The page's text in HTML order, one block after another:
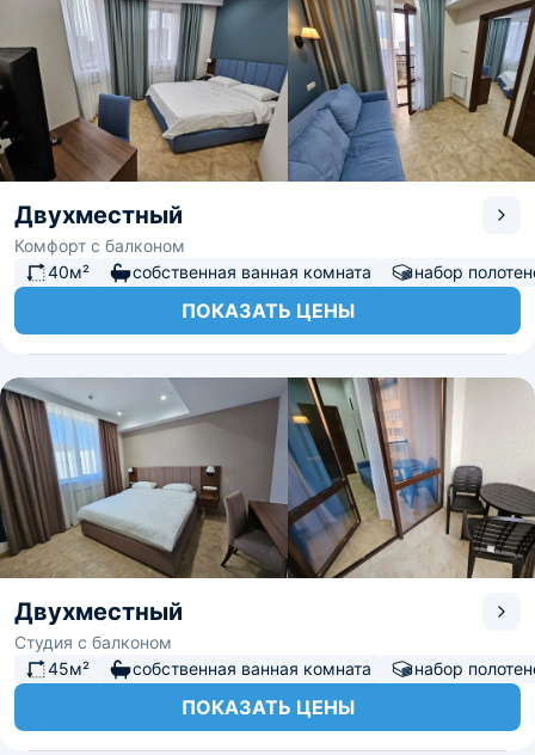
Двухместный
Комфорт с балконом
40м²
собственная ванная комната набор
ПОКАЗАТЬ ЦЕНЫ
Двухместный
Студия с балконом
45м²
собственная ванная комната набор
ПОКАЗАТЬ ЦЕНЫ